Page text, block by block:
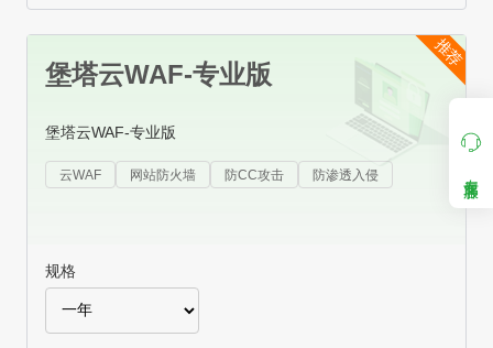
推荐
堡塔云WAF-专业版
堡塔云WAF-专业版
云WAF 网站防火墙 防CC攻击 防渗透入侵
规格